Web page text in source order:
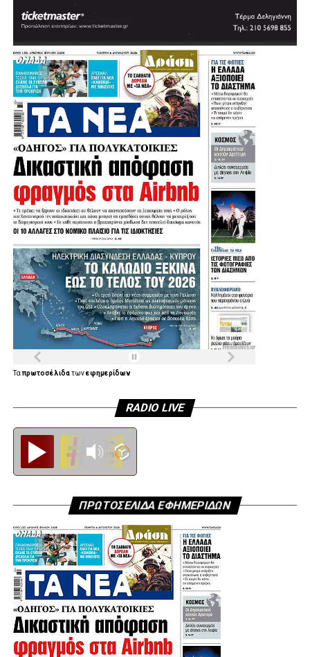
.
.
.
Ταπρωτοσέλιδατωνεφημερίδων
RADIO LIVE
ΠΡΩΤΟΣΕΛΙΔΑ ΕΦΗΜΕΡΙΔΩΝ